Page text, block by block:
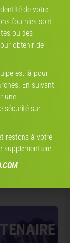
2 726 estimations réalisées
de votre
fournies sont
ou des
obtenir de
est là pour
En suivant
une
sécurité sur
restons à votre
supplémentaire.